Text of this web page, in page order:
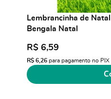
Lembrancinha de
Bengala Natal
R$ 6,59
R$ 6,26 para pagamento no PIX